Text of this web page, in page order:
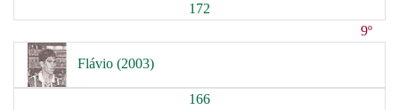
172
9º
Flávio (2003)
166